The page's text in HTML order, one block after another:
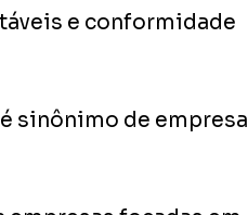
e conformidade
sinônimo de empresa